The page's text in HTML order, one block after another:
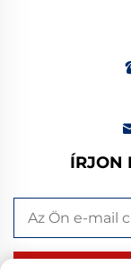
ÍRJON